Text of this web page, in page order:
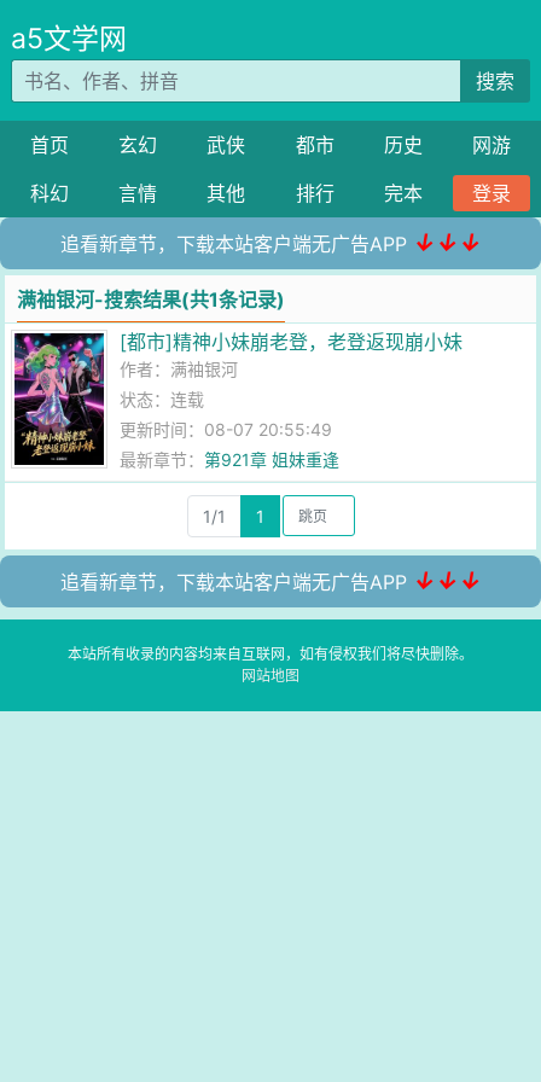
a5文学网
搜索
首页 玄幻 武侠 都市 历史
网游
科幻
言情 其他 排行 完本 登录
追看新章节，下载本站客户端无广告APP ↓↓↓
满袖银河-搜索结果(共1条记录)
[都市]精神小妹崩老登，老登返现崩小妹
作者： 满袖银河
状态：连载
更新时间：08-07 20:55:49
最新章节：第921章 姐妹重逢
1/1 1
追看新章节，下载本站客户端无广告APP ↓↓↓
本站所有收录的内容均来自互联网，如有侵权我们将尽快删除。
网站地图